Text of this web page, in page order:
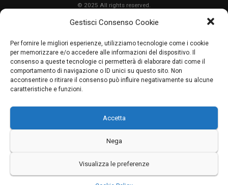
Gestisci Consenso Cookie
Per fornire le migliori esperienze, utilizziamo tecnologie come i cookie
per memorizzare e/o accedere alle informazioni del dispositivo. Il
consenso a queste tecnologie ci permetterà di elaborare dati come il
comportamento di navigazione o ID unici su questo sito. Non
acconsentire o ritirare il consenso può influire negativamente su alcune
caratteristiche e funzioni.
Accetta
Nega
Visualizza le preferenze
© 2025 All rights reserved.
CHI SIAMO
SERVIZI
LAVORI
PARTNER
CONTATTI